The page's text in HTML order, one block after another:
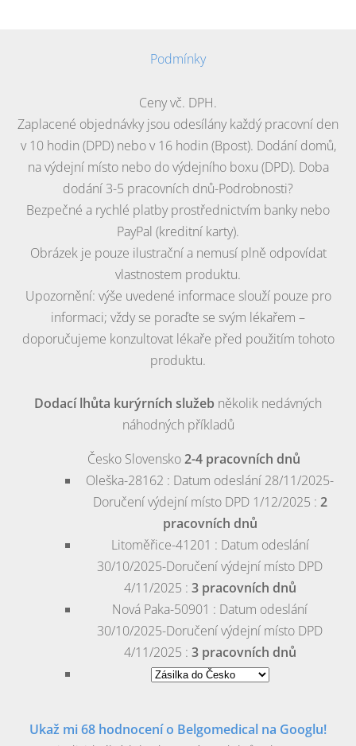
Podmínky
Ceny vč. DPH.
Zaplacené objednávky jsou odesílány každý pracovní den
v 10 hodin (DPD) nebo v 16 hodin (Bpost). Dodání domů,
na výdejní místo nebo do výdejního boxu (DPD). Doba
dodání 3-5 pracovních dnů-Podrobnosti?
Bezpečné a rychlé platby prostřednictvím banky nebo
PayPal (kreditní karty).
Obrázek je pouze ilustrační a nemusí plně odpovídat
vlastnostem produktu.
Upozornění: výše uvedené informace slouží pouze pro
informaci; vždy se poraďte se svým lékařem –
doporučujeme konzultovat lékaře před použitím tohoto
produktu.
Dodací lhůta kurýrních služeb několik nedávných
náhodných příkladů
Česko Slovensko2-4 pracovních dnů
Oleška-28162 : Datum odeslání 28/11/2025-
Doručení výdejní místo DPD 1/12/2025 : 2
pracovních dnů
Litoměřice-41201 : Datum odeslání
30/10/2025-Doručení výdejní místo DPD
4/11/2025 : 3 pracovních dnů
Nová Paka-50901 : Datum odeslání
30/10/2025-Doručení výdejní místo DPD
4/11/2025 : 3 pracovních dnů
Ukaž mi 68 hodnocení o Belgomedical na Googlu!